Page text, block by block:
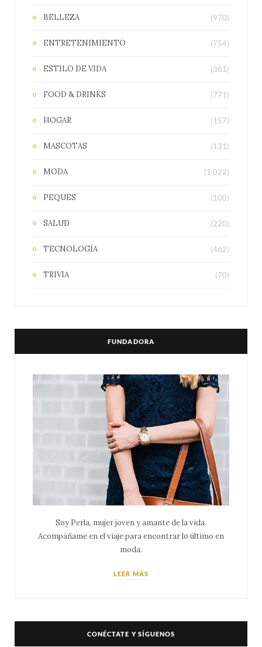
BELLEZA (970)
ENTRETENIMIENTO (754)
ESTILO DE VIDA (361)
FOOD & DRINKS (771)
HOGAR (157)
MASCOTAS (131)
MODA (1.022)
PEQUES (100)
SALUD (220)
TECNOLOGÍA (462)
TRIVIA (70)
FUNDADORA
Soy Perla, mujer joven y amante de la vida.
Acompáñame en el viaje para encontrar lo último en
moda.
LEER MÁS
CONÉCTATE Y SÍGUENOS